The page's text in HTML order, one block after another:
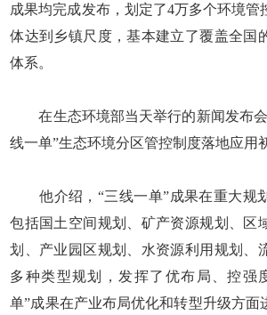
成果均完成发布，划定了4万多个环境管
体达到乡镇尺度，基本建立了覆盖全国
体系。
在生态环境部当天举行的新闻发布会
线一单”生态环境分区管控制度落地应用
他介绍，“三线一单”成果在重大规划
包括国土空间规划、矿产资源规划、区
划、产业园区规划、水资源利用规划、
多种类型规划，发挥了优布局、控强
单”成果在产业布局优化和转型升级方面